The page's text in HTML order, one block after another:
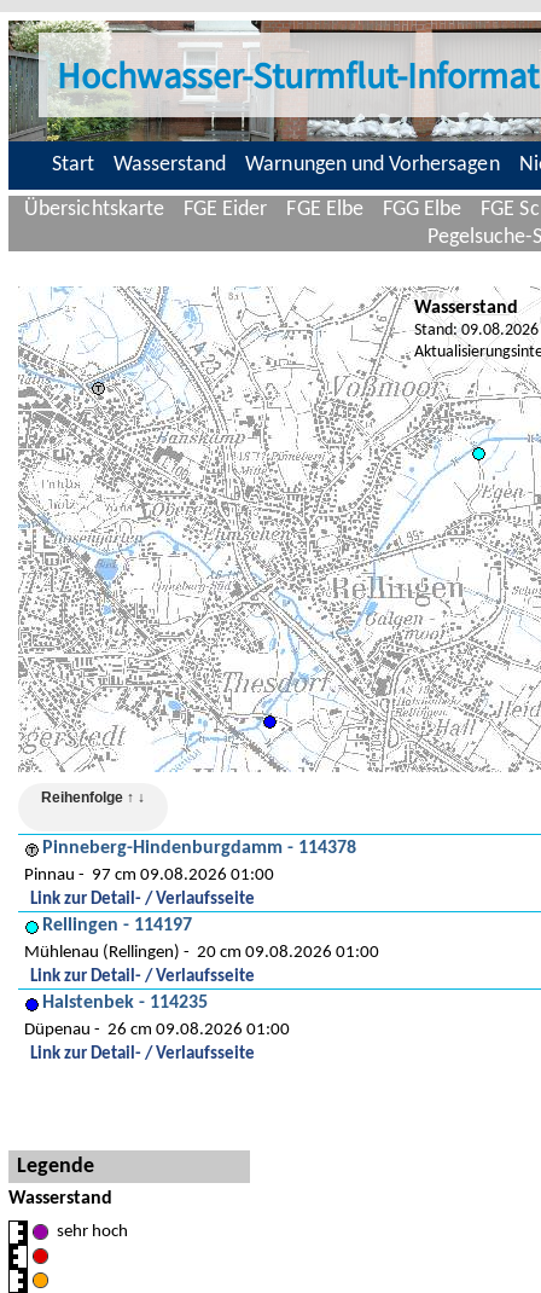
Hochwasser-Sturmflut-
Start Wasserstand Warnungen und Vorhersagen
Übersichtskarte
FGE Eider FGE Elbe FGG Elbe
FGE
Pegelsuche-
Reihenfolge ↑ ↓
Pinneberg-Hindenburgdamm - 114378
Pinnau
97 cm 09.08.2026 01:00
Link zur Detail- / Verlaufsseite
Rellingen - 114197
Mühlenau (Rellingen)
20 cm 09.08.2026 01:00
Link zur Detail- / Verlaufsseite
Halstenbek - 114235
Düpenau
26 cm 09.08.2026 01:00
Link zur Detail- / Verlaufsseite
Wasserstand
Stand:
Legende
Wasserstand
sehr hoch